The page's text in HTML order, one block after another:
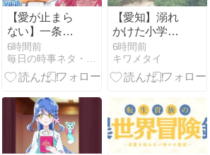
【愛が止まら
ない】一条
莉々華：ドキ
ドキする無人
島生活！テニ
らない
6時間前
【愛知】溺れ
かけた小学生
の息子を助け
ようと…40歳
父親が溺れ死
川遊びに 息子
は妻に助けら
れる
6時間前
キワメタイ